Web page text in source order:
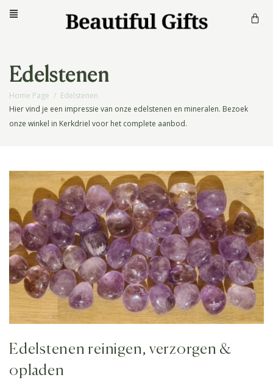
Edelstenen
Home Page / Edelstenen
Hier vind je een impressie van onze edelstenen en mineralen. Bezoek
onze winkel in Kerkdriel voor het complete aanbod.
Edelstenen reinigen, verzorgen &
opladen